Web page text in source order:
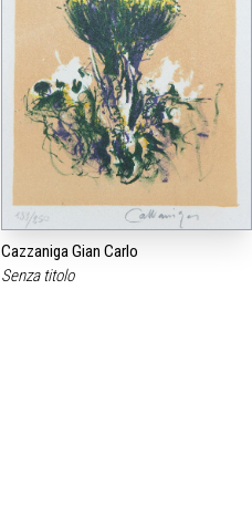
Cazzaniga Gian Carlo
Senza titolo